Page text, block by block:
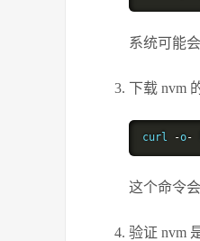
系统可能
下载 nvm
curl -o-
这个命令
验证 nvm